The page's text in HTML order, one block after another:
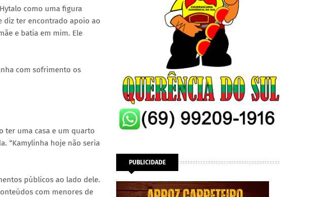
como uma figura
diz ter encontrado apoio ao
e batia em mim. Ele
com sofrimento os
ter uma casa e um quarto
“Kamylinha hoje não seria
públicos ao lado dele.
com menores de
PUBLICIDADE